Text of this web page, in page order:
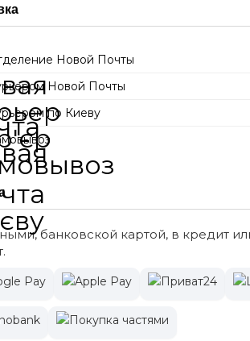
Новой Почты
Новой Почты
по Киеву
банковской картой, в кредит